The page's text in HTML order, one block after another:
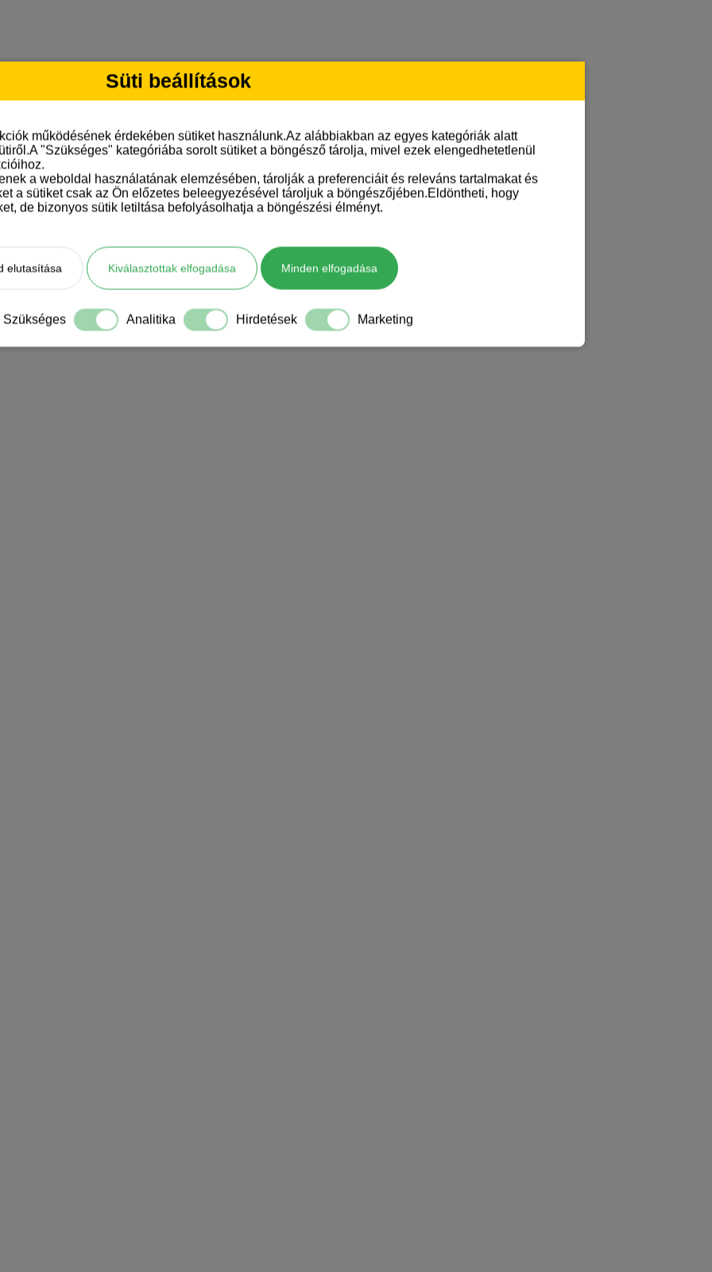
Süti beállítások
működésének érdekében sütiket használunk.Az alábbiakban az egyes kategóriák alatt
"Szükséges" kategóriába sorolt sütiket a böngésző tárolja, mivel ezek elengedhetetlenül
a weboldal használatának elemzésében, tárolják a preferenciáit és releváns tartalmakat és
a sütiket csak az Ön előzetes beleegyezésével tároljuk a böngészőjében.Eldöntheti, hogy
de bizonyos sütik letiltása befolyásolhatja a böngészési élményt.
elutasítása Kiválasztottak elfogadása Minden elfogadása
Szükséges Analitika Hirdetések Marketing